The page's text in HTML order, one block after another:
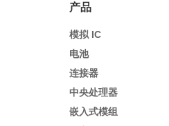
产品
模拟 IC
电池
连接器
中央处理器
嵌入式模组